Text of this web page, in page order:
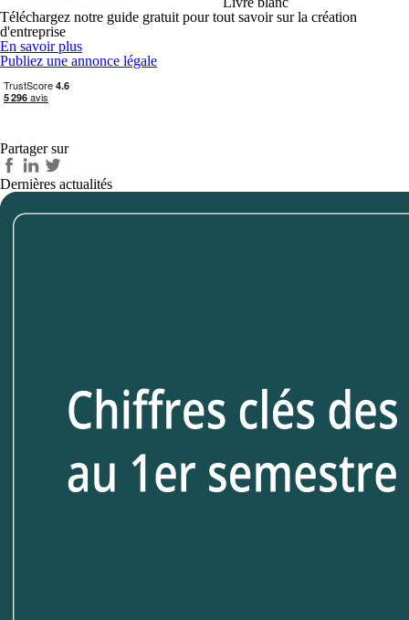
Téléchargez notre guide gratuit pour tout savoir sur la création
d'entreprise
En savoir plus
Publiez une annonce légale
Partager sur
Dernières actualités